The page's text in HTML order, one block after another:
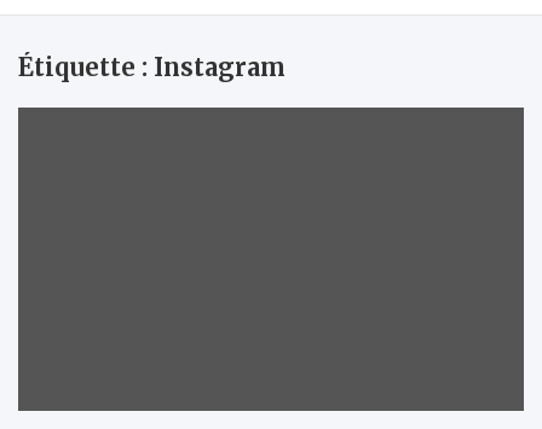
Étiquette : Instagram